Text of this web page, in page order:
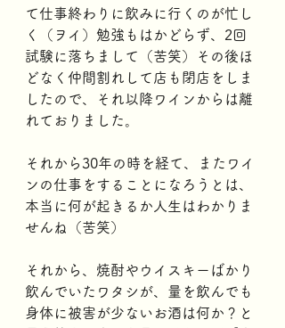
て仕事終わりに飲みに行くのが忙し
く（ヲイ）勉強もはかどらず、2回
試験に落ちまして（苦笑）その後ほ
どなく仲間割れして店も閉店をしま
したので、それ以降ワインからは離
れておりました。
それから30年の時を経て、またワイ
ンの仕事をすることになろうとは、
本当に何が起きるか人生はわかりま
せんね（苦笑）
それから、焼酎やウイスキーばかり
飲んでいたワタシが、量を飲んでも
身体に被害が少ないお酒は何か？と